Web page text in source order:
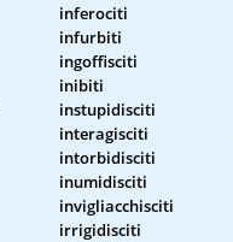
inferociti
infurbiti
ingoffisciti
inibiti
instupidisciti
interagisciti
intorbidisciti
inumidisciti
invigliacchisciti
irrigidisciti